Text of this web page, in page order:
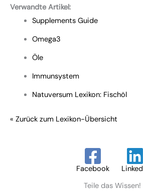
Verwandte Artikel:
Supplements Guide
Omega3
Öle
Immunsystem
Natuversum Lexikon: Fischöl
« Zurück zum Lexikon-Übersicht
Facebook
Teile das Wissen!